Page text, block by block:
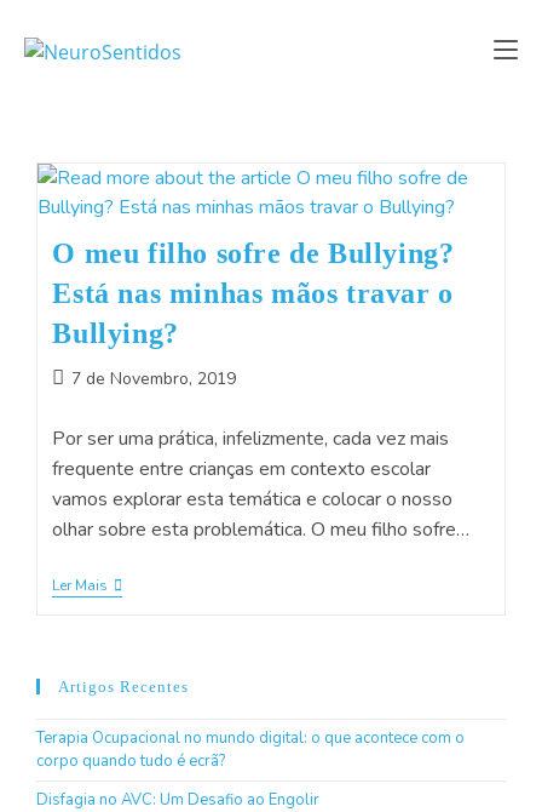
O meu filho sofre de Bullying?
Está nas minhas mãos travar o
Bullying?
7 de Novembro, 2019
Por ser uma prática, infelizmente, cada vez mais
frequente entre crianças em contexto escolar
vamos explorar esta temática e colocar o nosso
olhar sobre esta problemática. O meu filho sofre…
Ler Mais
Artigos Recentes
Terapia Ocupacional no mundo digital: o que acontece com o
corpo quando tudo é ecrã?
Disfagia no AVC: Um Desafio ao Engolir